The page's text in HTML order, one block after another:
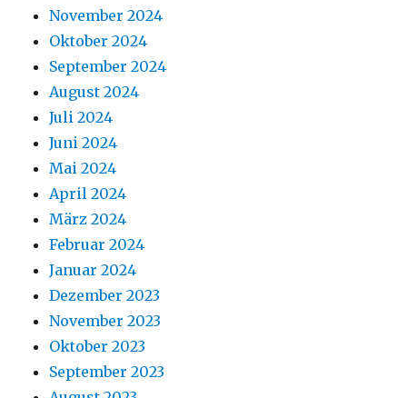
November 2024
Oktober 2024
September 2024
August 2024
Juli 2024
Juni 2024
Mai 2024
April 2024
März 2024
Februar 2024
Januar 2024
Dezember 2023
November 2023
Oktober 2023
September 2023